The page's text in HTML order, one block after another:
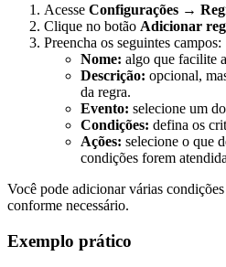
Acesse Configurações →
Clique no botão Adicionar
Preencha os seguintes campos:
Nome: algo que facilite
Descrição: opcional,
da regra.
Evento: selecione um
Condições: defina os
Ações: selecione o que
condições forem
Você pode adicionar várias
conforme necessário.
Exemplo prático